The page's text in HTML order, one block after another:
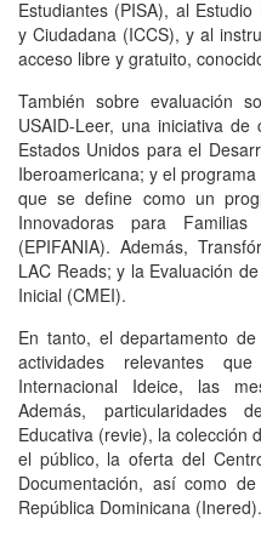
Estudiantes (PISA), al
y Ciudadana (ICCS), y al
acceso libre y gratuito,
También sobre evaluación
USAID-Leer, una iniciativa
Estados Unidos para el
Iberoamericana; y el
que se define como un
Innovadoras para
(EPIFANIA). Además,
LAC Reads; y la Evaluación
Inicial (CMEI).
En tanto, el departamento
actividades relevantes
Internacional Ideice, las
Además, particularidades
Educativa (revie), la colección
el público, la oferta del
Documentación, así como
República Dominicana (Inered).